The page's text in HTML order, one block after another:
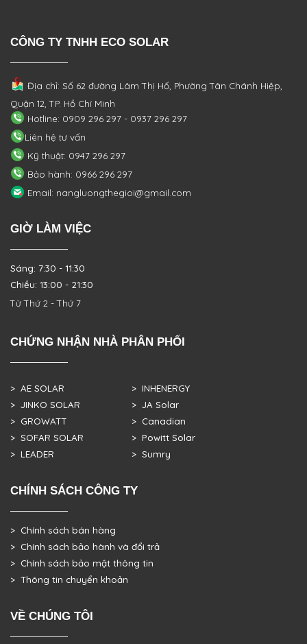
CÔNG TY TNHH ECO SOLAR
Địa chỉ: Số 62 đường Lâm Thị Hố, PhườngTân Chánh Hiệp,
Quận 12, TP. Hồ Chí Minh
Hotline: 0909 296 297 - 0937 296 297
Liên hệ tư vấn
Kỹ thuật: 0947 296 297
Bảo hành: 0966 296 297
Email: nangluongthegioi@gmail.com
GIỜ LÀM VIỆC
Sáng: 7:30 - 11:30
Chiều: 13:00 - 21:30
Từ Thứ 2 - Thứ 7
CHỨNG NHẬN NHÀ PHÂN PHỐI
> AE SOLAR
> JINKO SOLAR
> GROWATT
> SOFAR SOLAR
> LEADER
> INHENERGY
> JA Solar
> Canadian
> Powitt Solar
> Sumry
CHÍNH SÁCH CÔNG TY
> Chính sách bán hàng
> Chính sách bảo hành và đổi trả
> Chính sách bảo mật thông tin
> Thông tin chuyển khoản
VỀ CHÚNG TÔI